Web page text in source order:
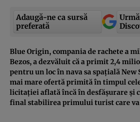
Adaugă-ne ca sursă
preferată
Blue Origin, compania de rachete a
Bezos, a dezvăluit că a primit 2,4
pentru un loc în nava sa spațială New
mai mare ofertă primită în timpul
licitației aflată încă în desfășurare și
final stabilirea primului turist care